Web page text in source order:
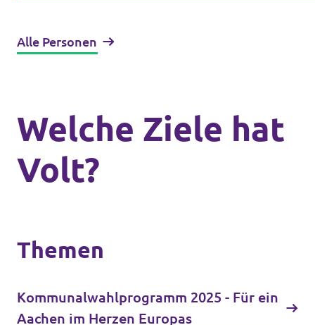
Alle Personen
Welche Ziele hat
Volt?
Themen
Kommunalwahlprogramm 2025 - Für ein
Aachen im Herzen Europas